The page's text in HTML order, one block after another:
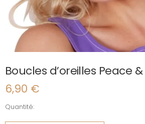
Boucles d’oreilles Peace
6,90 €
Quantité:
quantité